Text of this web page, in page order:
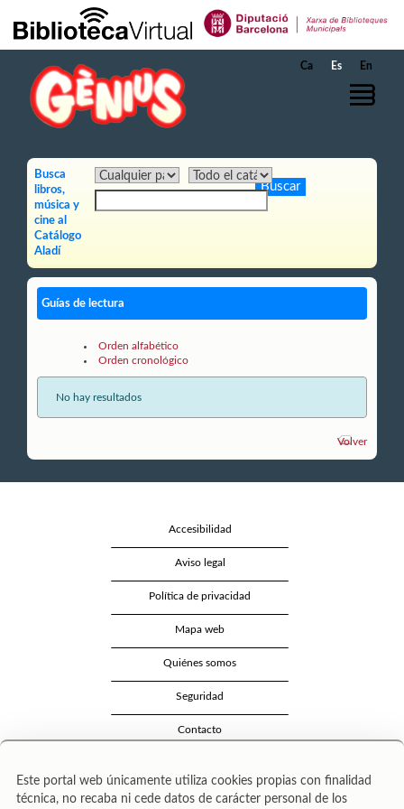
Saltar al contenido principal
Ca Es En
Busca
libros,
música y
cine al
Catálogo
Aladí
Guías de lectura
Orden alfabético
Orden cronológico
No hay resultados
Volver
Accesibilidad
Aviso legal
Política de privacidad
Mapa web
Quiénes somos
Seguridad
Contacto
Este portal web únicamente utiliza cookies propias con finalidad
técnica, no recaba ni cede datos de carácter personal de los